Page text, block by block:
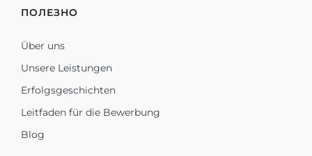
ПОЛЕЗНО
Über uns
Unsere Leistungen
Erfolgsgeschichten
Leitfaden für die Bewerbung
Blog